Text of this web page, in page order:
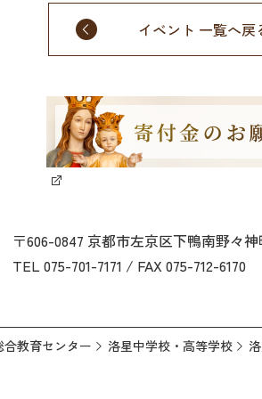
イベント 一覧へ戻
〒606-0847 京都市左京区下鴨南野々神
TEL 075-701-7171 / FAX 075-712-6170
教育センター 洛星中学校・高等学校